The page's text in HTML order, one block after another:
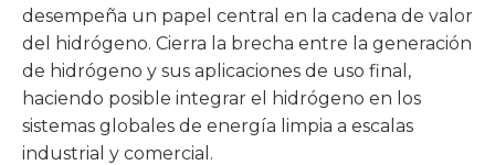
desempeña un papel central en la cadena de valor
del hidrógeno. Cierra la brecha entre la generación
de hidrógeno y sus aplicaciones de uso final,
haciendo posible integrar el hidrógeno en los
sistemas globales de energía limpia a escalas
industrial y comercial.